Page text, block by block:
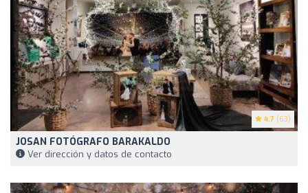
4.7 (63)
JOSAN FOTÓGRAFO BARAKALDO
Ver dirección y datos de contacto